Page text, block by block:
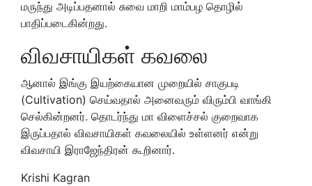
மருந்து அடிப்பதனால் சுவை மாறி மாம்பழ தொழில்
பாதிப்படைகின்றது.
விவசாயிகள் கவலை
ஆனால் இங்கு இயற்கையான முறையில் சாகுபடி
(Cultivation) செய்வதால் அனைவரும் விரும்பி வாங்கி
செல்கின்றனர். தொடர்ந்து மா விளைச்சல் குறைவாக
இருப்பதால் விவசாயிகள் கவலையில் உள்ளனர் என்று
விவசாயி இராஜேந்திரன் கூறினார்.
Krishi Kagran